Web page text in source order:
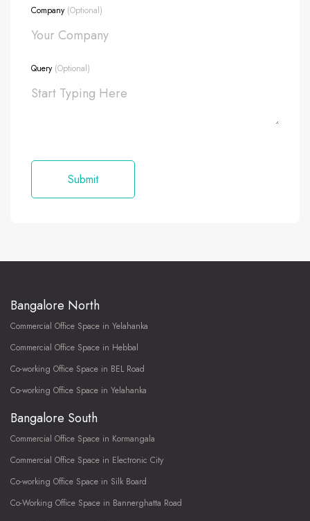
Company (Optional)
Query (Optional)
Bangalore North
Commercial Office Space in Yelahanka
Commercial Office Space in Hebbal
Co-working Office Space in BEL Road
Co-working Office Space in Yelahanka
Bangalore South
Commercial Office Space in Kormangala
Commercial Office Space in Electronic City
Co-working Office Space in Silk Board
Co-Working Office Space in Bannerghatta Road